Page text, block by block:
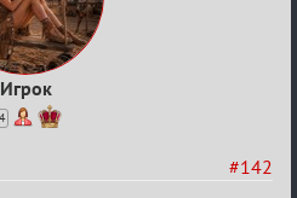
Игрок
#142